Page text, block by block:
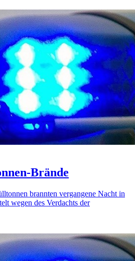
Brände
brannten vergangene Nacht in
wegen des Verdachts der